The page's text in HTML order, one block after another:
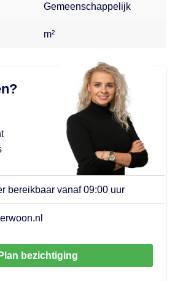
Gemeenschappelijk
m²
bereikbaar vanaf 09:00 uur
Plan bezichtiging